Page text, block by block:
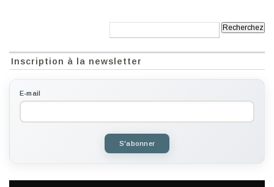
Inscription à la newsletter
E-mail
S'abonner